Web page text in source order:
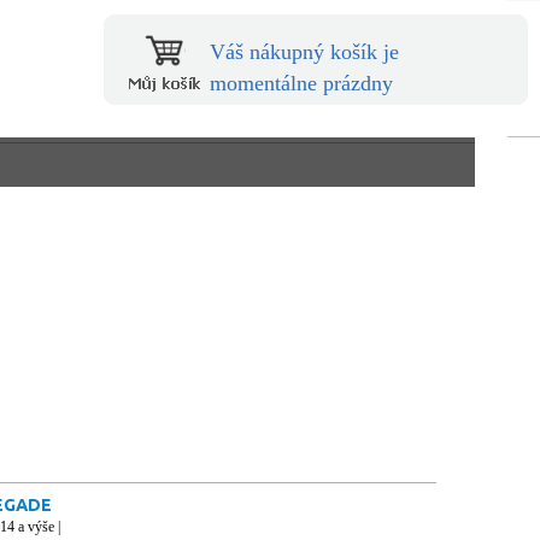
Váš nákupný košík je
momentálne prázdny
a výše |